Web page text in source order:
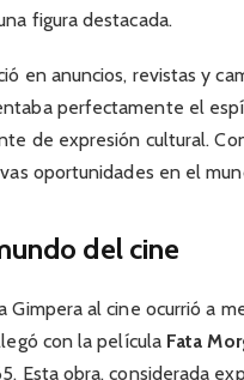
figura destacada.
en anuncios, revistas y
perfectamente el
de expresión cultural.
oportunidades en el
del cine
Gimpera al cine ocurrió a
con la película Fata
Esta obra, considerada